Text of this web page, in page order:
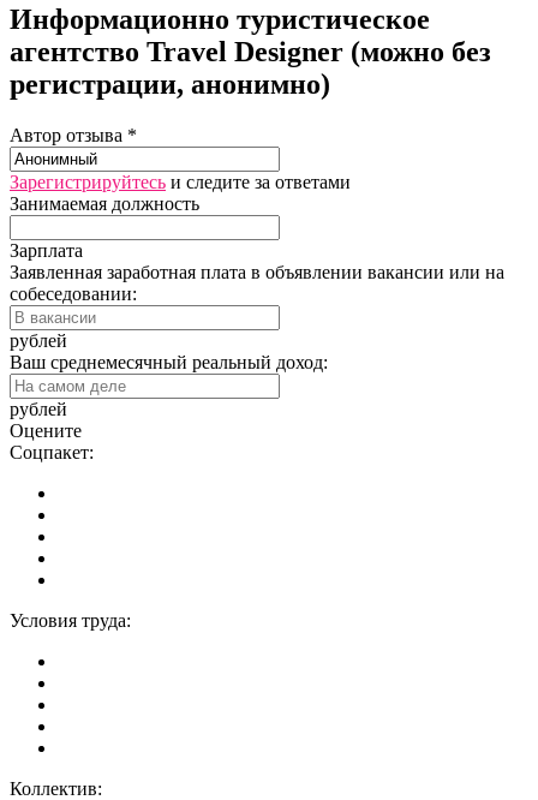
Информационно туристическое
агентство Travel Designer (можно без
регистрации, анонимно)
Автор отзыва *
Зарегистрируйтесь и следите за ответами
Занимаемая должность
Зарплата
Заявленная заработная плата в объявлении вакансии или на
собеседовании:
рублей
Ваш среднемесячный реальный доход:
рублей
Оцените
Соцпакет:
Условия труда:
Коллектив: